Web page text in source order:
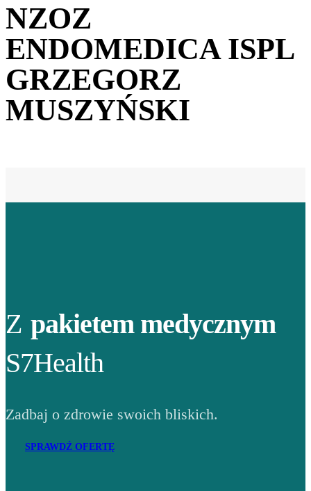
NZOZ
ENDOMEDICA ISPL
GRZEGORZ
MUSZYŃSKI
Z pakietem medycznym
S7Health
Zadbaj o zdrowie swoich bliskich.
SPRAWDŹ OFERTĘ